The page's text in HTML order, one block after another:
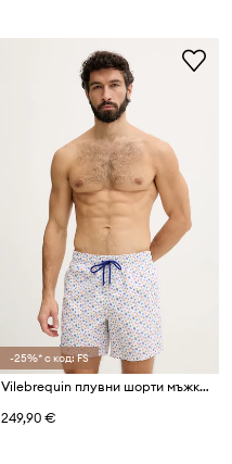
-25%* с код: FS
Vilebrequin плувни шорти мъжки MOOREA
249,90 €